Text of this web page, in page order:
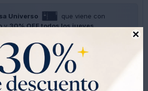

Universo
que viene con
y30% OFF todos los jueves.
 